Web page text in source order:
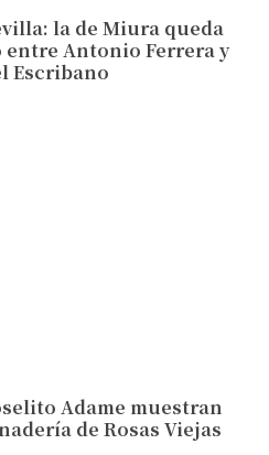
la de Miura queda
entre Antonio Ferrera y
Escribano
Adame muestran
de Rosas Viejas